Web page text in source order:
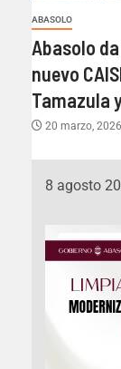
ABASOLO
Abasolo
nuevo
Tamazula
20 marzo, 2026
8 agosto